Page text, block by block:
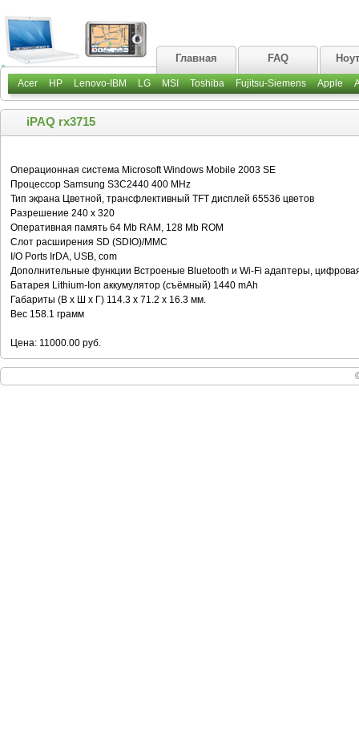
Главная FAQ
Acer HP Lenovo-IBM LG MSI Toshiba Fujitsu-Siemens Apple
iPAQ rx3715
Операционная система Microsoft Windows Mobile 2003 SE
Процессор Samsung S3C2440 400 MHz
Тип экрана Цветной, трансфлективный TFT дисплей 65536 цветов
Разрешение 240 x 320
Оперативная память 64 Mb RAM, 128 Mb ROM
Слот расширения SD (SDIO)/MMC
I/O Ports IrDA, USB, com
Дополнительные функции Встроеные Bluetooth и Wi-Fi адаптеры,
Батарея Lithium-Ion аккумулятор (съёмный) 1440 mAh
Габариты (В х Ш х Г) 114.3 x 71.2 x 16.3 мм.
Вес 158.1 грамм
Цена: 11000.00 руб.